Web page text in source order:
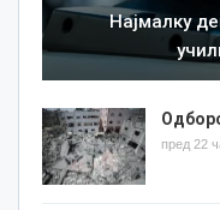
Најмалку
пред 22